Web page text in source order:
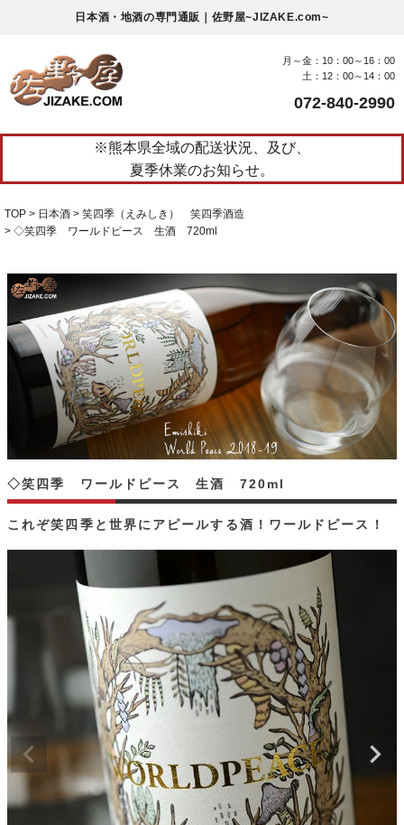
日本酒・地酒の専門通販｜佐野屋~JIZAKE.com~
月～金：10：00～16：00
土：12：00～14：00
072-840-2990
※熊本県全域の配送状況、及び、
夏季休業のお知らせ。
TOP 日本酒
笑四季（えみしき） 笑四季酒造
◇笑四季 ワールドピース 生酒 720ml
これぞ笑四季と世界にアピールする酒！ワールドピース！
◇笑四季 ワールドピース 生酒 720ml